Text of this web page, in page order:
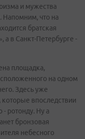
и мужества
Напомним, что на
братская
а в Санкт-Петербурге -
площадка,
на одном
Здесь уже
впоследствии
ротонду. Ну а
бронзовая
небесного